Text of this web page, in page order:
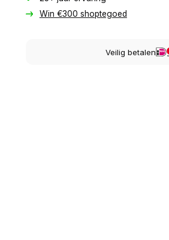
Win €300 shoptegoed
Veilig betalen